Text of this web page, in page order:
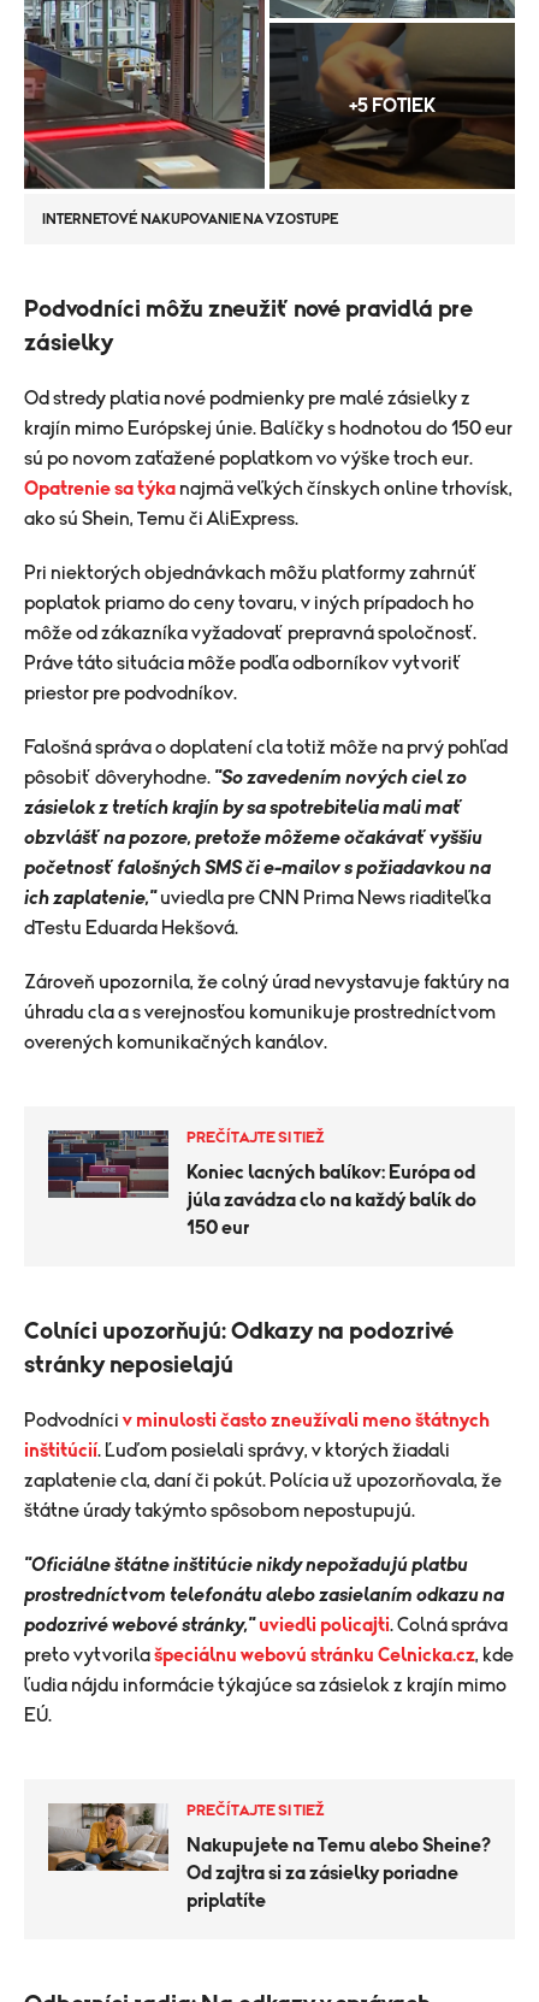
+5 FOTIEK
INTERNETOVÉ NAKUPOVANIE NA VZOSTUPE
Podvodníci môžu zneužiť nové pravidlá pre
zásielky
Od stredy platia nové podmienky pre malé zásielky z
krajín mimo Európskej únie. Balíčky s hodnotou do 150 eur
sú po novom zaťažené poplatkom vo výške troch eur.
Opatrenie sa týka najmä veľkých čínskych online trhovísk,
ako sú Shein, Temu či AliExpress.
Pri niektorých objednávkach môžu platformy zahrnúť
poplatok priamo do ceny tovaru, v iných prípadoch ho
môže od zákazníka vyžadovať prepravná spoločnosť.
Práve táto situácia môže podľa odborníkov vytvoriť
priestor pre podvodníkov.
Falošná správa o doplatení cla totiž môže na prvý pohľad
pôsobiť dôveryhodne. "So zavedením nových ciel zo
zásielok z tretích krajín by sa spotrebitelia mali mať
obzvlášť na pozore, pretože môžeme očakávať vyššiu
početnosť falošných SMS či e-mailov s požiadavkou na
ich zaplatenie,"uviedla pre CNN Prima News riaditeľka
dTestu Eduarda Hekšová.
Zároveň upozornila, že colný úrad nevystavuje faktúry na
úhradu cla a s verejnosťou komunikuje prostredníctvom
overených komunikačných kanálov.
PREČÍTAJTE SI TIEŽ
Koniec lacných balíkov: Európa od
júla zavádza clo na každý balík do
150 eur
Colníci upozorňujú: Odkazy na podozrivé
stránky neposielajú
Podvodníci v minulosti často zneužívali meno štátnych
inštitúcií. Ľuďom posielali správy, v ktorých žiadali
zaplatenie cla, daní či pokút. Polícia už upozorňovala, že
štátne úrady takýmto spôsobom nepostupujú.
"Oficiálne štátne inštitúcie nikdy nepožadujú platbu
prostredníctvom telefonátu alebo zasielaním odkazu na
podozrivé webové stránky," uviedli policajti. Colná správa
preto vytvorilašpeciálnu webovú stránku Celnicka.cz, kde
ľudia nájdu informácie týkajúce sa zásielok z krajín mimo
EÚ.
PREČÍTAJTE SI TIEŽ
Nakupujete na Temu alebo Sheine?
Od zajtra si za zásielky poriadne
priplatíte